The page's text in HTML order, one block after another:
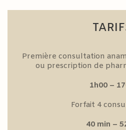
Première consultation
ou prescription de
1h00 –
Forfait 4
40 min –